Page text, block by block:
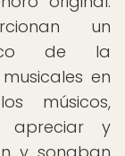
un
de la
en
músicos,
apreciar y